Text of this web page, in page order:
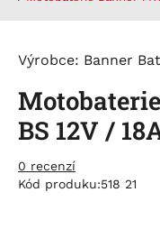
Výrobce: Banner
BS 12V /
0 recenzí
Kód produku:518 21